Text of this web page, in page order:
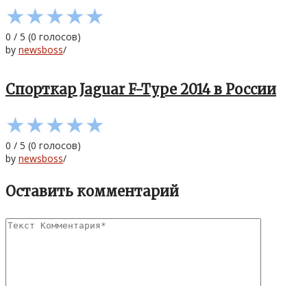
★★★★★
0 / 5 (0 голосов)
by newsboss/
Спорткар Jaguar F-Type 2014 в России
★★★★★
0 / 5 (0 голосов)
by newsboss/
Оставить комментарий